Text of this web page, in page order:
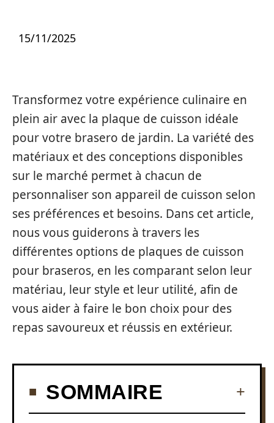
15/11/2025
Transformez votre expérience culinaire en
plein air avec la plaque de cuisson idéale
pour votre brasero de jardin. La variété des
matériaux et des conceptions disponibles
sur le marché permet à chacun de
personnaliser son appareil de cuisson selon
ses préférences et besoins. Dans cet article,
nous vous guiderons à travers les
différentes options de plaques de cuisson
pour braseros, en les comparant selon leur
matériau, leur style et leur utilité, afin de
vous aider à faire le bon choix pour des
repas savoureux et réussis en extérieur.
SOMMAIRE